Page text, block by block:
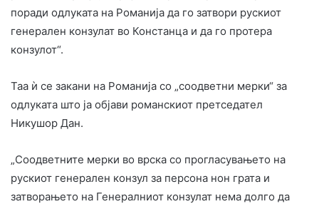
поради одлуката на Романија да го затвори рускиот
генерален конзулат во Констанца и да го протера
конзулот“.
Таа ѝ се закани на Романија со „соодветни мерки“ за
одлуката што ја објави романскиот претседател
Никушор Дан.
„Соодветните мерки во врска со прогласувањето на
рускиот генерален конзул за персона нон грата и
затворањето на Генералниот конзулат нема долго да